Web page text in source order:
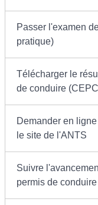
Passer l'examen
pratique)
Télécharger le
de conduire
Demander en
le site de l'ANTS
Suivre
permis de conduire